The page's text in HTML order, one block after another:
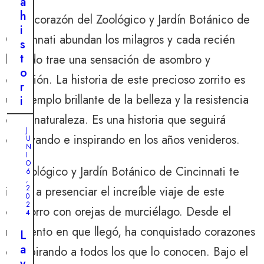
En el corazón del Zoológico y Jardín Botánico de
Cincinnati abundan los milagros y cada recién
llegado trae una sensación de asombro y
emoción. La historia de este precioso zorrito es
un ejemplo brillante de la belleza y la resistencia
de la naturaleza. Es una historia que seguirá
cautivando e inspirando en los años venideros.
El Zoológico y Jardín Botánico de Cincinnati te
invita a presenciar el increíble viaje de este
cachorro con orejas de murciélago. Desde el
momento en que llegó, ha conquistado corazones
e inspirando a todos los que lo conocen. Bajo el
h
i
s
t
o
r
i
a
d
u
p
e
r
o
l
J
U
N
I
O
6
,
2
0
2
4
L
a